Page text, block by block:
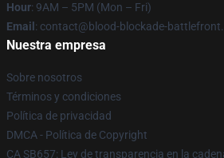
Hour: 9AM – 5PM (Mon – Fri)
Email : contact@blood-blockade-
Nuestra empresa
Sobre nosotros
Términos y condiciones
Política de privacidad
DMCA - Política de Copyright
CA SB657: Ley de transparencia en la